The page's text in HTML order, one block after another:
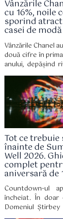
Vânzările
cu 16%, noile
sporind
casei de modă
Vânzările Chanel
două cifre în
anului, depășind
inclusiv LVMH,
cumpărătorii
cheltuit o
noile creații de
designerului
Tot ce trebuie
înainte de
Well 2026.
complet
aniversară de
Countdown-ul
încheiat. În doar
Domeniul Știrbey